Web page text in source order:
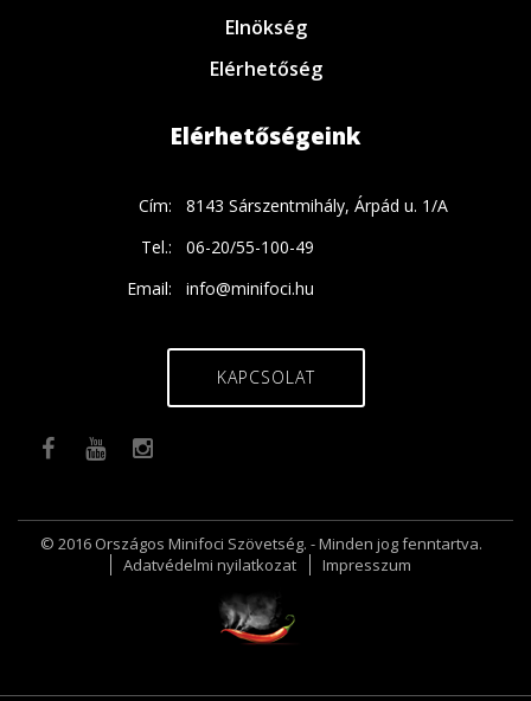
Elnökség
Elérhetőség
Elérhetőségeink
Cím:
8143 Sárszentmihály, Árpád u. 1/A
Tel.:
06-20/55-100-49
Email:
info@minifoci.hu
KAPCSOLAT
© 2016 Országos Minifoci Szövetség. - Minden jog fenntartva.
Adatvédelmi nyilatkozat
Impresszum